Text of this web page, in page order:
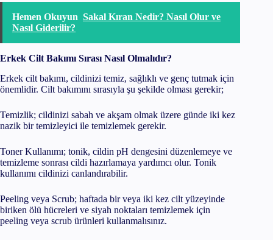
Hemen Okuyun Sakal Kıran Nedir? Nasıl Olur ve
Nasıl Giderilir?
Erkek Cilt Bakımı Sırası Nasıl Olmalıdır?
Erkek cilt bakımı, cildinizi temiz, sağlıklı ve genç tutmak için
önemlidir. Cilt bakımını sırasıyla şu şekilde olması gerekir;
Temizlik; cildinizi sabah ve akşam olmak üzere günde iki kez
nazik bir temizleyici ile temizlemek gerekir.
Toner Kullanımı; tonik, cildin pH dengesini düzenlemeye ve
temizleme sonrası cildi hazırlamaya yardımcı olur. Tonik
kullanımı cildinizi canlandırabilir.
Peeling veya Scrub; haftada bir veya iki kez cilt yüzeyinde
biriken ölü hücreleri ve siyah noktaları temizlemek için
peeling veya scrub ürünleri kullanmalısınız.